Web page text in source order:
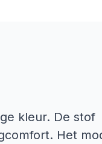
kleur. De stof
Het